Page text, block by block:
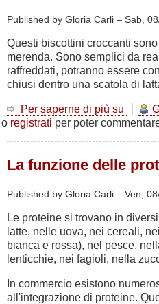
Published by Gloria Carli – Sab,
Questi biscottini croccanti
merenda. Sono semplici da
raffreddati, potranno essere
chiusi dentro una scatola di
Per saperne di più su
o registrati per poter
La funzione delle
Published by Gloria Carli – Ven,
Le proteine si trovano in
latte, nelle uova, nei cereali,
bianca e rossa), nel pesce,
lenticchie, nei fagioli, nella
In commercio esistono
all'integrazione di proteine.